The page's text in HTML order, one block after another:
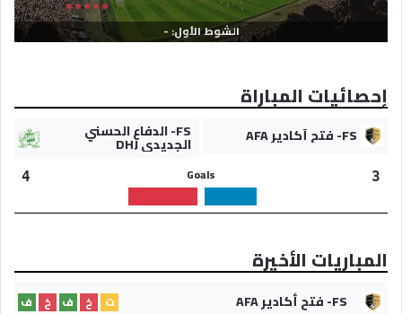
الشوط الأول: -
إحصائيات المباراة
FS- فتح أكادير AFA FS- الدفاع الحسني
الجديدي DHJ
3
Goals
4
المباريات الأخيرة
FS- فتح أكادير AFA ت خ ف خ
ف